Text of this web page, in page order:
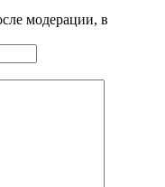
модерации, в